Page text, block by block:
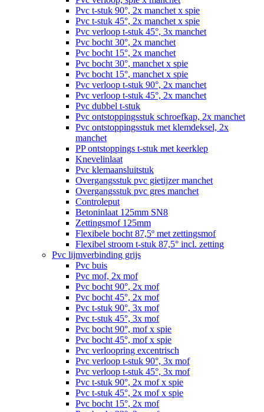
Pvc t-stuk 90°, 2x manchet x spie
Pvc t-stuk 45°, 2x manchet x spie
Pvc verloop t-stuk 45°, 3x manchet
Pvc bocht 30°, 2x manchet
Pvc bocht 15°, 2x manchet
Pvc bocht 30°, manchet x spie
Pvc bocht 15°, manchet x spie
Pvc verloop t-stuk 90°, 2x manchet
Pvc verloop t-stuk 45°, 2x manchet
Pvc dubbel t-stuk
Pvc ontstoppingsstuk schroefkap, 2x manchet
Pvc ontstoppingsstuk met klemdeksel, 2x
manchet
PP ontstoppings t-stuk met keerklep
Knevelinlaat
Pvc klemaansluitstuk
Overgangsstuk pvc gietijzer manchet
Overgangsstuk pvc gres manchet
Controleput
Betoninlaat 125mm SN8
Zettingsmof 125mm
Flexibele bocht 87,5º met zettingsmof
Flexibel stroom t-stuk 87,5° incl. zetting
Pvc lijmverbinding grijs
Pvc buis
Pvc mof, 2x mof
Pvc bocht 90°, 2x mof
Pvc bocht 45°, 2x mof
Pvc t-stuk 90°, 3x mof
Pvc t-stuk 45°, 3x mof
Pvc bocht 90°, mof x spie
Pvc bocht 45°, mof x spie
Pvc verloopring excentrisch
Pvc verloop t-stuk 90°, 3x mof
Pvc verloop t-stuk 45°, 3x mof
Pvc t-stuk 90°, 2x mof x spie
Pvc t-stuk 45°, 2x mof x spie
Pvc bocht 15°, 2x mof